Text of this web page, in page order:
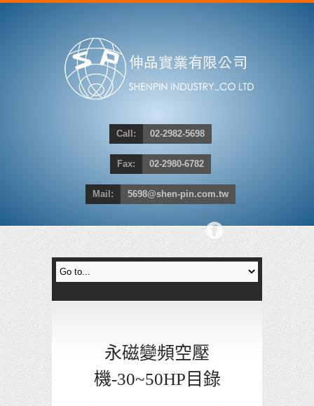
Call: 02-2982-5698
Fax: 02-2980-6782
Mail: 5698@shen-pin.com.tw
永磁變頻空壓
機-30~50HP目錄